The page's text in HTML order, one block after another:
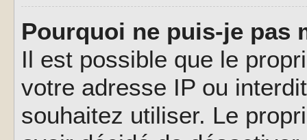
Pourquoi ne puis-je pas
Il est possible que le
votre adresse IP ou
souhaitez utiliser. Le